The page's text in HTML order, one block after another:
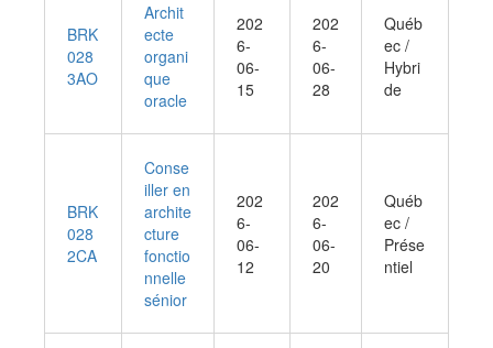
BRK
028
3AO
Archit
ecte
organi
que
oracle
202
6-
06-
15
202
6-
06-
28
Québ
ec /
Hybri
de
BRK
028
2CA
Conse
iller en
archite
cture
fonctio
nnelle
sénior
202
6-
06-
12
202
6-
06-
20
Québ
ec /
Prése
ntiel